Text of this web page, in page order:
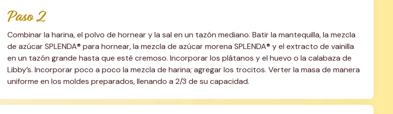
Paso 2
Combinar la harina, el polvo de hornear y la sal en un tazón mediano. Batir la mantequilla, la mezcla
de azúcar SPLENDA® para hornear, la mezcla de azúcar morena SPLENDA® y el extracto de vainilla
en un tazón grande hasta que esté cremoso. Incorporar los plátanos y el huevo o la calabaza de
Libby’s. Incorporar poco a poco la mezcla de harina; agregar los trocitos. Verter la masa de manera
uniforme en los moldes preparados, llenando a 2/3 de su capacidad.